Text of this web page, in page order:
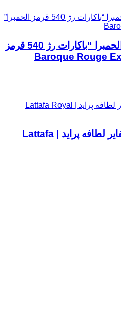
ادکلن باروک رژ اکستریت الحمبرا “باکارات رژ 540 قرمز
خرید عطر ادکلن رویال سفایر لطافه پراید | Lattafa